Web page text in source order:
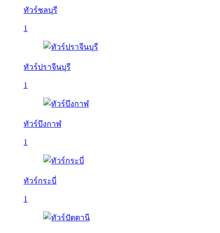
ทัวร์ชลบุรี
1
ทัวร์ปราจีนบุรี
1
ทัวร์บึงกาฬ
1
ทัวร์กระบี่
1